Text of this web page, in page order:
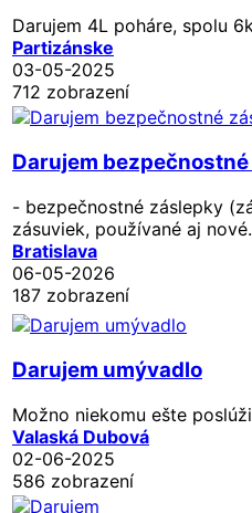
Darujem 4L poháre, spolu
Partizánske
03-05-2025
712 zobrazení
Darujem
- bezpečnostné záslepky
zásuviek, používané aj
Bratislava
06-05-2026
187 zobrazení
Darujem umývadlo
Možno niekomu ešte poslúži
Valaská Dubová
02-06-2025
586 zobrazení